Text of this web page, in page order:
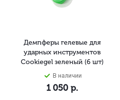
Демпферы гелевые для
ударных инструментов
Cookiegel зеленый (6 шт)
В наличии
1 050 р.